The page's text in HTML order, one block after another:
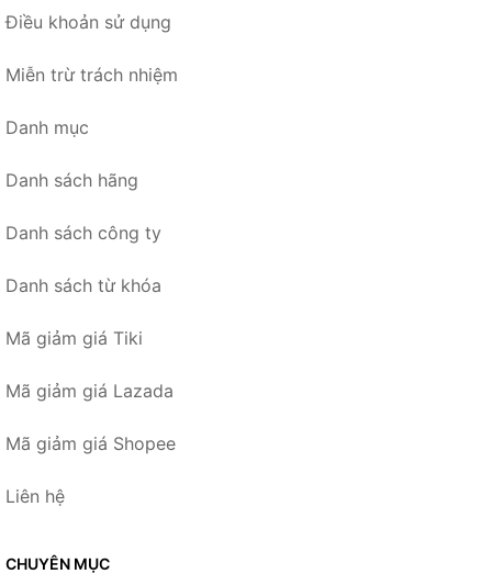
Điều khoản sử dụng
Miễn trừ trách nhiệm
Danh mục
Danh sách hãng
Danh sách công ty
Danh sách từ khóa
Mã giảm giá Tiki
Mã giảm giá Lazada
Mã giảm giá Shopee
Liên hệ
CHUYÊN MỤC